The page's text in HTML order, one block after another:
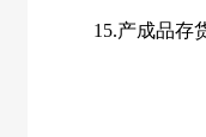
15.产成品存货